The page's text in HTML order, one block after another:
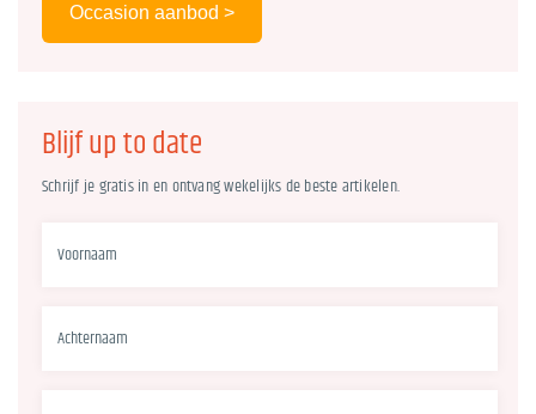
Occasion aanbod >
Blijf up to date
Schrijf je gratis in en ontvang wekelijks de beste artikelen.